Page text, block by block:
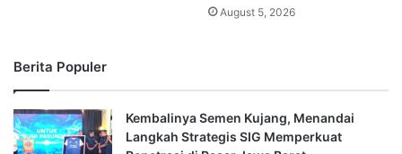
August 5, 2026
Berita Populer
Kembalinya Semen Kujang, Menandai
Langkah Strategis SIG Memperkuat